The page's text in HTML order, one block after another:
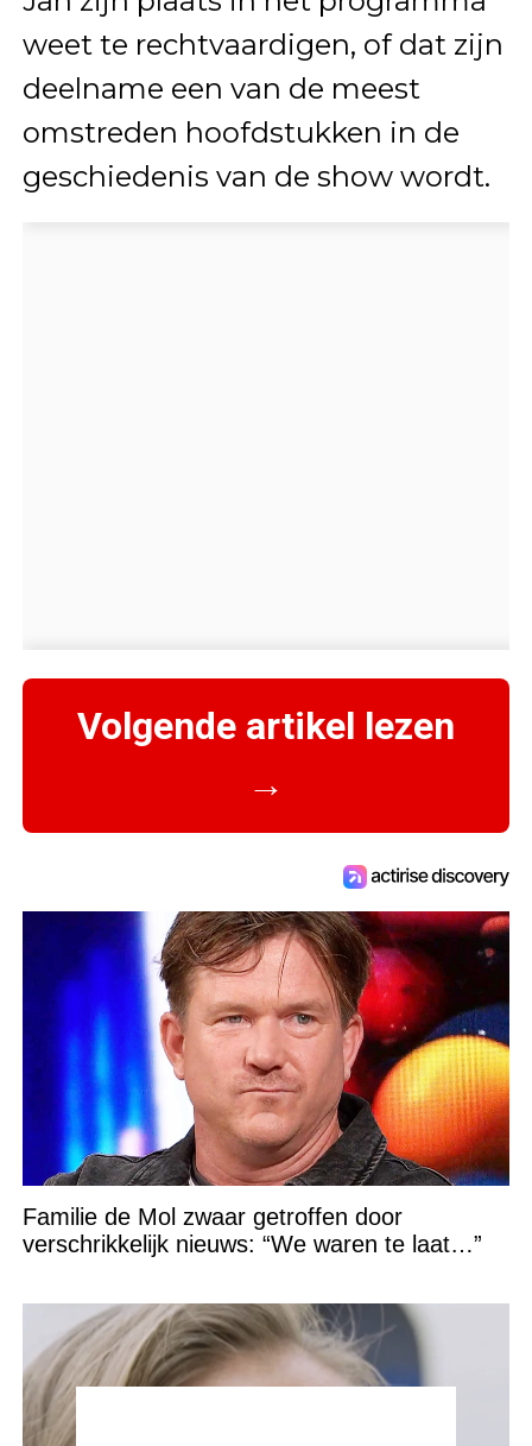
weet te rechtvaardigen, of dat zijn
deelname een van de meest
omstreden hoofdstukken in de
geschiedenis van de show wordt.
Volgende artikel lezen
→
Familie de Mol zwaar getroffen door
verschrikkelijk nieuws: “We waren te laat…”